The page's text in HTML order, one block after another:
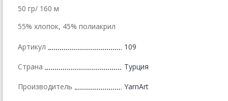
50 гр/ 160 м
55% хлопок, 45% полиакрил
Артикул 109
Страна Турция
Производитель YarnArt